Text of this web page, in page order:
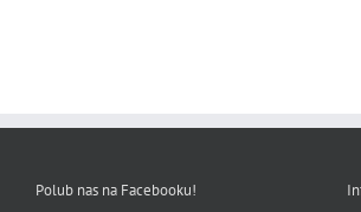
Polub nas na Facebooku!